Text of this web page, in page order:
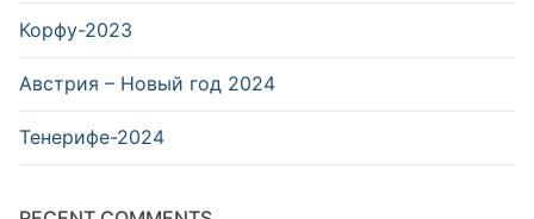
Корфу-2023
Австрия – Новый год 2024
Тенерифе-2024